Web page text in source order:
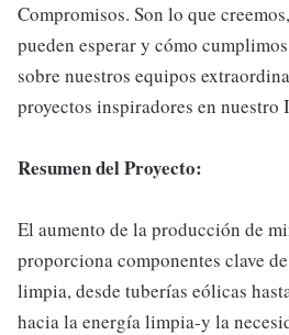
Compromisos. Son lo que
pueden esperar y cómo
sobre nuestros equipos
proyectos inspiradores en nuestro
Resumen del Proyecto:
El aumento de la producción de
proporciona componentes clave
limpia, desde tuberías eólicas
hacia la energía limpia-y la